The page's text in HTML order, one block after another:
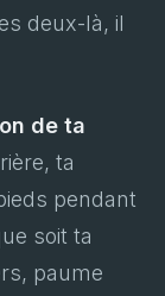
deux-là, il
de ta
ta
pendant
soit ta
paume